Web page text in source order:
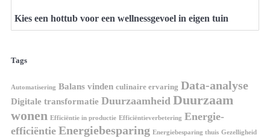
Kies een hottub voor een wellnessgevoel in eigen tuin
Tags
Automatisering Balans vinden culinaire ervaring Data-analyse
Digitale transformatie Duurzaamheid Duurzaam
wonen Efficiëntie in productie Efficiëntieverbetering Energie-
efficiëntie Energiebesparing Energiebesparing thuis Gezelligheid